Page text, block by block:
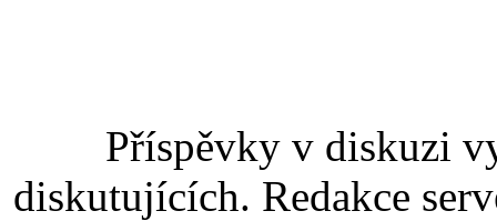
Příspěvky v diskuzi
diskutujících. Redakce